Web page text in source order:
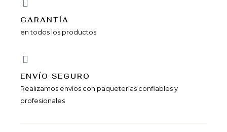
GARANTÍA
en todos los productos
ENVÍ­O SEGURO
Realizamos envíos con paqueterías confiables y
profesionales